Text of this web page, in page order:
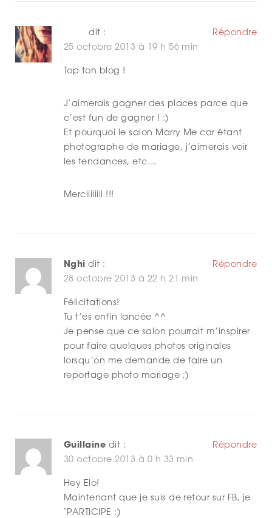
dit :
25 octobre 2013 à 19 h 56 min
Top ton blog !
J’aimerais gagner des places parce que
c’est fun de gagner ! :)
Et pourquoi le salon Marry Me car étant
photographe de mariage, j’aimerais voir
les tendances, etc…
Merciiiiiiii !!!
Répondre
Nghi dit :
28 octobre 2013 à 22 h 21 min
Félicitations!
Tu t’es enfin lancée ^^
Je pense que ce salon pourrait m’inspirer
pour faire quelques photos originales
lorsqu’on me demande de faire un
reportage photo mariage ;)
Répondre
Guillaine dit :
30 octobre 2013 à 0 h 33 min
Hey Elo!
Maintenant que je suis de retour sur FB, je
¨PARTICIPE :)
Répondre